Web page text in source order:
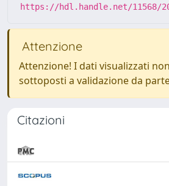
https://hdl.handle.net/11568/
Attenzione
Attenzione! I dati visualizzati
sottoposti a validazione da
Citazioni